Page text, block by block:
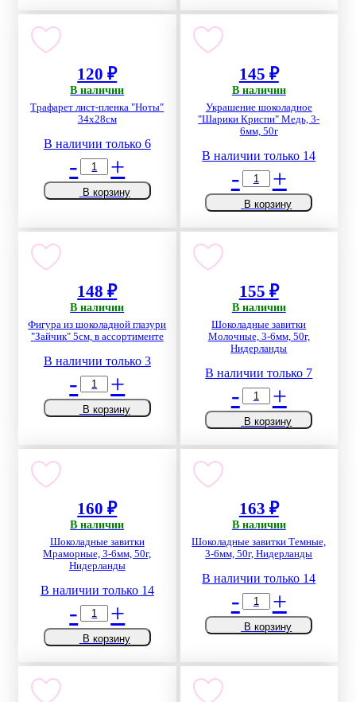
120 ₽
В наличии
Трафарет лист-пленка "Ноты"
34х28см
В наличии только 6
- +
В корзину
145 ₽
В наличии
Украшение шоколадное
"Шарики Криспи" Медь, 3-
6мм, 50г
В наличии только 14
- +
В корзину
148 ₽
В наличии
Фигура из шоколадной глазури
"Зайчик" 5см, в ассортименте
В наличии только 3
- +
В корзину
155 ₽
В наличии
Шоколадные завитки
Молочные, 3-6мм, 50г,
Нидерланды
В наличии только 7
- +
В корзину
160 ₽
В наличии
Шоколадные завитки
Мраморные, 3-6мм, 50г,
Нидерланды
В наличии только 14
- +
В корзину
163 ₽
В наличии
Шоколадные завитки Темные,
3-6мм, 50г, Нидерланды
В наличии только 14
- +
В корзину